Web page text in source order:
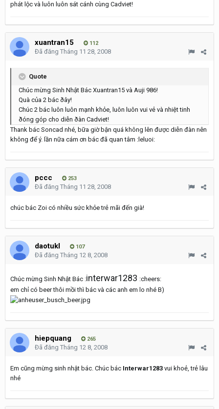
phát lộc và luôn luôn sát cánh cùng Cadviet!
xuantran15 112
Đã đăng Tháng 11 28, 2008
Quote
Chúc mừng Sinh Nhật Bác Xuantran15 và Auji 986!
Quà của 2 bác ðây!
Chúc 2 bác luôn luôn mạnh khỏe, luôn luôn vui vẻ và nhiệt tinh
ðóng góp cho diễn ðàn Cadviet!
Thank bác Soncad nhé, bữa giờ bận quá không lên được diễn đàn nên
không để ý. lần nữa cám ơn bác đã quan tâm :leluoi:
pccc 253
Đã đăng Tháng 11 28, 2008
chúc bác Zoi có nhiều sức khỏe trẻ mãi đến già!
daotukl 107
Đã đăng Tháng 12 8, 2008
Chúc mừng Sinh Nhật Bác :interwar1283 :cheers:
em chỉ có beer thôi mồi thì bác và các anh em lo nhé B)
hiepquang 265
Đã đăng Tháng 12 8, 2008
Em cũng mừng sinh nhật bác. Chúc bác Interwar1283 vui khoẻ, trẻ lâu
nhé